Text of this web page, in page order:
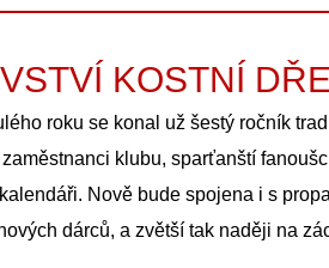
KOSTNÍ
roku se konal už šestý ročník
klubu, sparťanští
Nově bude spojena i s
dárců, a zvětší tak naději na